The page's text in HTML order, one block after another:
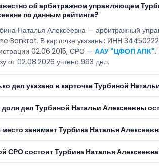
об арбитражном управляющем
по данным рейтинга?
Наталья Алексеевна — арбитражный
Bankrot. В карточке указаны: ИНН
02.06.2015, СРО — ААУ "ЦФОП АПК"
от 02.08.2026 учтено 993 дел.
дел указано в карточке Турбиной
доля дел Турбиной Натальи Алексеевны
место занимает Турбина Наталья
СРО состоит Турбина Наталья